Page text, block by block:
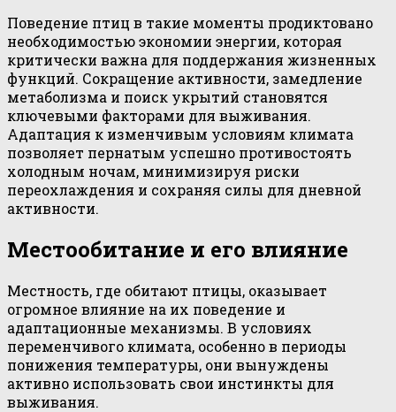
Поведение птиц в такие моменты продиктовано
необходимостью экономии энергии, которая
критически важна для поддержания жизненных
функций. Сокращение активности, замедление
метаболизма и поиск укрытий становятся
ключевыми факторами для выживания.
Адаптация к изменчивым условиям климата
позволяет пернатым успешно противостоять
холодным ночам, минимизируя риски
переохлаждения и сохраняя силы для дневной
активности.
Местообитание и его влияние
Местность, где обитают птицы, оказывает
огромное влияние на их поведение и
адаптационные механизмы. В условиях
переменчивого климата, особенно в периоды
понижения температуры, они вынуждены
активно использовать свои инстинкты для
выживания.